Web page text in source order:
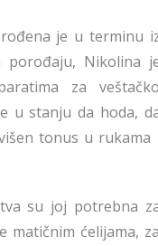
je u terminu
porođaju, Nikolina
za veštačko
u stanju da hoda,
tonus u rukama
su joj potrebna
matičnim ćelijama, za